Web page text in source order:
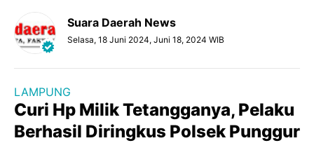
Suara Daerah News
Selasa, 18 Juni 2024, Juni 18, 2024 WIB
LAMPUNG
Curi Hp Milik Tetangganya, Pelaku
Berhasil Diringkus Polsek Punggur